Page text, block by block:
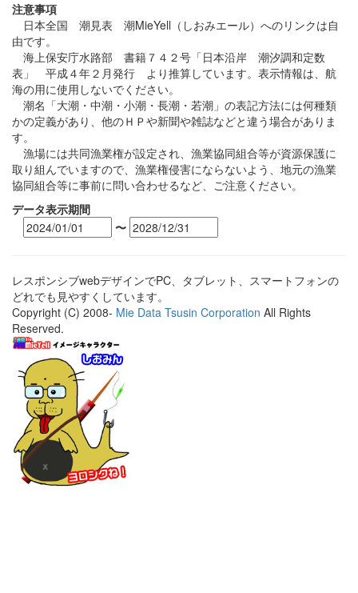
注意事項
日本全国 潮見表 潮MieYell（しおみエール）へのリンクは自
由です。
海上保安庁水路部 書籍７４２号「日本沿岸 潮汐調和定数
表」 平成４年２月発行 より推算しています。表示情報は、航
海の用に使用しないでください。
潮名「大潮・中潮・小潮・長潮・若潮」の表記方法には何種類
かの定義があり、他のＨＰや新聞や雑誌などと違う場合がありま
す。
漁場には共同漁業権が設定され、漁業協同組合等が資源保護に
取り組んでいますので、漁業権侵害にならないよう、地元の漁業
協同組合等に事前に問い合わせるなど、ご注意ください。
データ表示期間
〜
レスポンシブwebデザインでPC、タブレット、スマートフォンの
どれでも見やすくしています。
Copyright (C) 2008- Mie Data Tsusin Corporation All Rights
Reserved.